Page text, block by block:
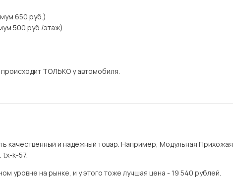
650 руб.)
500 руб./этаж)
ТОЛЬКО у автомобиля.
качественный и надёжный товар. Например, Модульная Прихожая
tx-k-57.
уровне на рынке, и у этого тоже лучшая цена - 19 540 рублей.